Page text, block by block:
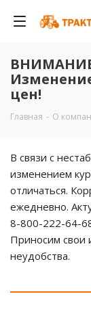
цен!
Главная - О
В связи с
изменением
отличаться.
ежедневно.
8-800-222-64-
Приносим свои
неудобства.